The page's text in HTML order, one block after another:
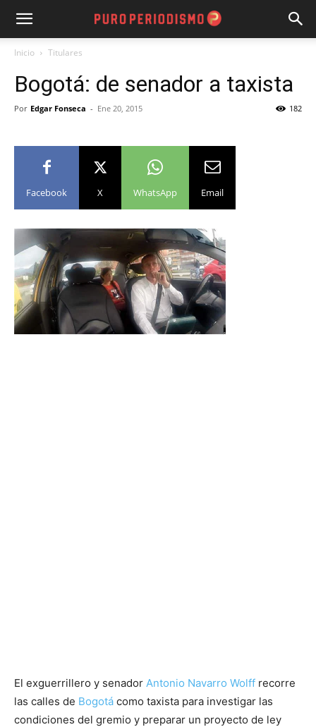
Inicio Titulares
Bogotá: de senador a taxista
Por Edgar Fonseca - Ene 20, 2015 182
Facebook X WhatsApp Email
El exguerrillero y senador Antonio Navarro Wolff recorre
las calles de Bogotá como taxista para investigar las
condiciones del gremio y preparar un proyecto de ley